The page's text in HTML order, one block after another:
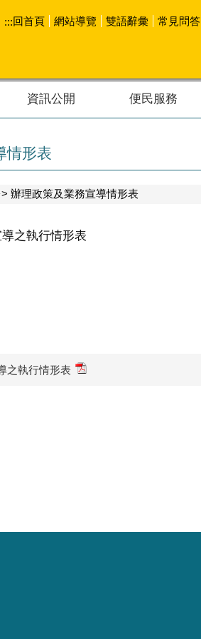
:::回首頁 網站導覽 雙語辭彙 常見問答
資訊公開 便民服務
情形表
辦理政策及業務宣導情形表
之執行情形表
之執行情形表